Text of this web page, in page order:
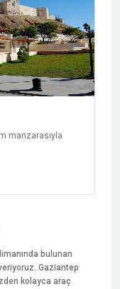
manzarasıyla
bulunan
Gaziantep
kolayca araç